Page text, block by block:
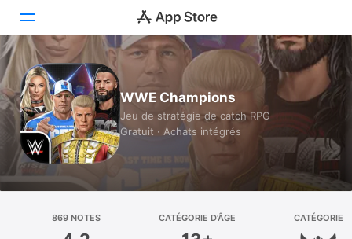
Aujourd’hui
Jeux
Apps
WWE Champions
Jeu de stratégie de catch RPG
Gratuit · Achats intégrés
869 NOTES CATÉGORIE D’ÂGE CATÉGORIE